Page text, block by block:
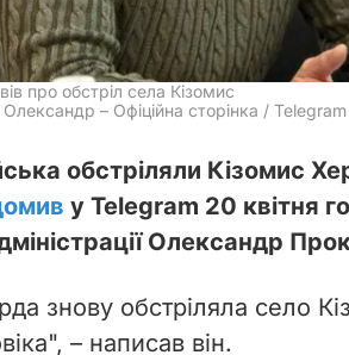
про обстріл села Кізомис
– Офіційна сторінка / Telegram
обстріляли Кізомис
у Telegram 20 квітня
Олександр
знову обстріляла село
– написав він.